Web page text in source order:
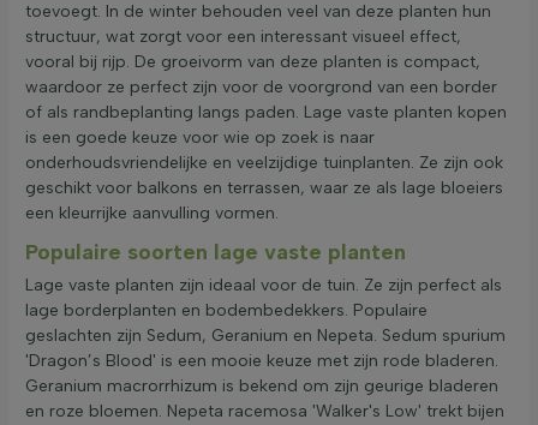
toevoegt. In de winter behouden veel van deze planten hun
structuur, wat zorgt voor een interessant visueel effect,
vooral bij rijp. De groeivorm van deze planten is compact,
waardoor ze perfect zijn voor de voorgrond van een border
of als randbeplanting langs paden. Lage vaste planten kopen
is een goede keuze voor wie op zoek is naar
onderhoudsvriendelijke en veelzijdige tuinplanten. Ze zijn ook
geschikt voor balkons en terrassen, waar ze als lage bloeiers
een kleurrijke aanvulling vormen.
Populaire soorten lage vaste planten
Lage vaste planten zijn ideaal voor de tuin. Ze zijn perfect als
lage borderplanten en bodembedekkers. Populaire
geslachten zijn Sedum, Geranium en Nepeta. Sedum spurium
'Dragon’s Blood' is een mooie keuze met zijn rode bladeren.
Geranium macrorrhizum is bekend om zijn geurige bladeren
en roze bloemen. Nepeta racemosa 'Walker's Low' trekt bijen